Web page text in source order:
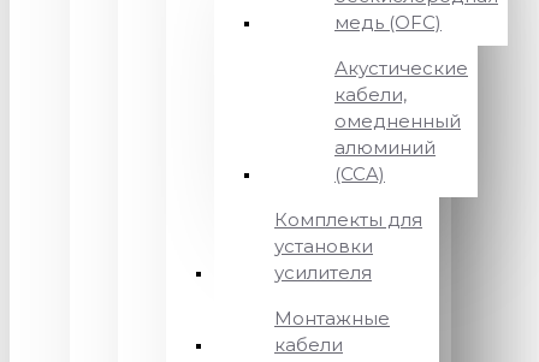
медь (OFC)
Акустические
кабели,
омедненный
алюминий
(CCA)
Комплекты для
установки
усилителя
Монтажные
кабели